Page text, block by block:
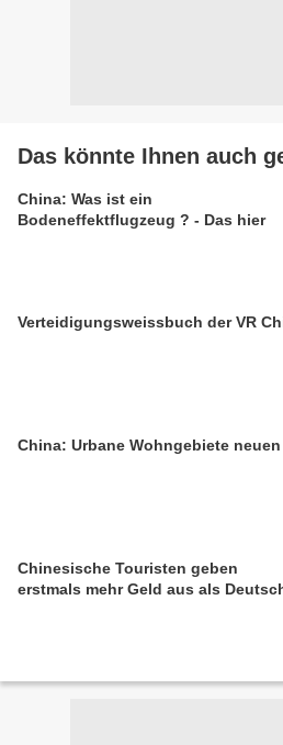
Das könnte Ihnen auch
China: Was ist ein
Bodeneffektflugzeug ? - Das hier
Verteidigungsweissbuch der VR
China: Urbane Wohngebiete neuen
Chinesische Touristen geben
erstmals mehr Geld aus als